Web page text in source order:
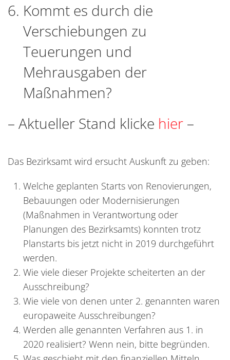
Kommt es durch die
Verschiebungen zu
Teuerungen und
Mehrausgaben der
Maßnahmen?
– Aktueller Stand klicke hier –
Das Bezirksamt wird ersucht Auskunft zu geben:
Welche geplanten Starts von Renovierungen,
Bebauungen oder Modernisierungen
(Maßnahmen in Verantwortung oder
Planungen des Bezirksamts) konnten trotz
Planstarts bis jetzt nicht in 2019 durchgeführt
werden.
Wie viele dieser Projekte scheiterten an der
Ausschreibung?
Wie viele von denen unter 2. genannten waren
europaweite Ausschreibungen?
Werden alle genannten Verfahren aus 1. in
2020 realisiert? Wenn nein, bitte begründen.